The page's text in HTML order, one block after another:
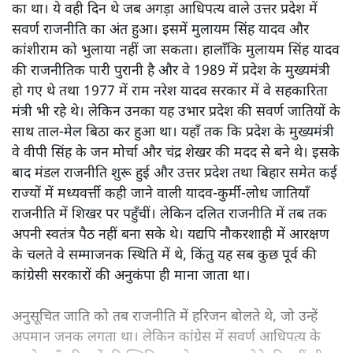
का था। ये वही दिन थे जब अगड़ा आधिपत्य वाले उत्तर प्रदेश में
सवर्ण राजनीति का अंत हुआ। इसमें मुलायम सिंह यादव और
कांशीराम को भुलाया नहीं जा सकता। हालाँकि मुलायम सिंह यादव
की राजनीतिक पारी पुरानी है और वे 1989 में प्रदेश के मुख्यमंत्री
हो गए थे तथा 1977 में राम नरेश यादव सरकार में वे सहकारिता
मंत्री भी रहे थे। लेकिन उनका यह उभार प्रदेश की सवर्ण जातियों के
साथ ताल-मेल बिठा कर हुआ था। यहाँ तक कि प्रदेश के मुख्यमंत्री
वे वीपी सिंह के जन मोर्चा और चंद्र शेखर की मदद से बने थे। इसके
बाद मंडल राजनीति शुरू हुई और उत्तर प्रदेश तथा बिहार समेत कई
राज्यों में मध्यवर्त्ती कही जाने वाली यादव-कुर्मी-लोध जातियाँ
राजनीति में शिखर पर पहुँचीं। लेकिन दलित राजनीति में तब तक
अपनी स्वतंत्र पैठ नहीं बना सके थे। यद्यपि नौकरशाही में आरक्षण
के चलते वे सम्माजनक स्थिति में थे, किंतु यह सब कुछ पूर्व की
कांग्रेसी सरकारों की अनुकंपा ही माना जाता था।
अनुसूचित जाति को तब राजनीति में हरिजन बोलते थे, जो उन्हें
अपमान जनक लगता था। लेकिन कांग्रेस में सवर्ण आधिपत्य के